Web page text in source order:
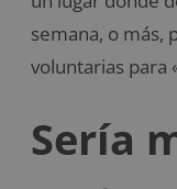
semana, o más,
voluntarias para
Sería